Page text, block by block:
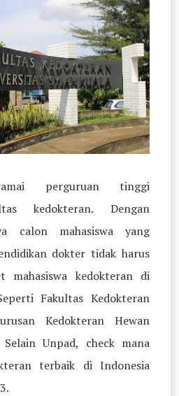
perguruan tinggi
kedokteran. Dengan
calon mahasiswa yang
dokter tidak harus
mahasiswa kedokteran di
Fakultas Kedokteran
Kedokteran Hewan
Unpad, check mana
terbaik di Indonesia